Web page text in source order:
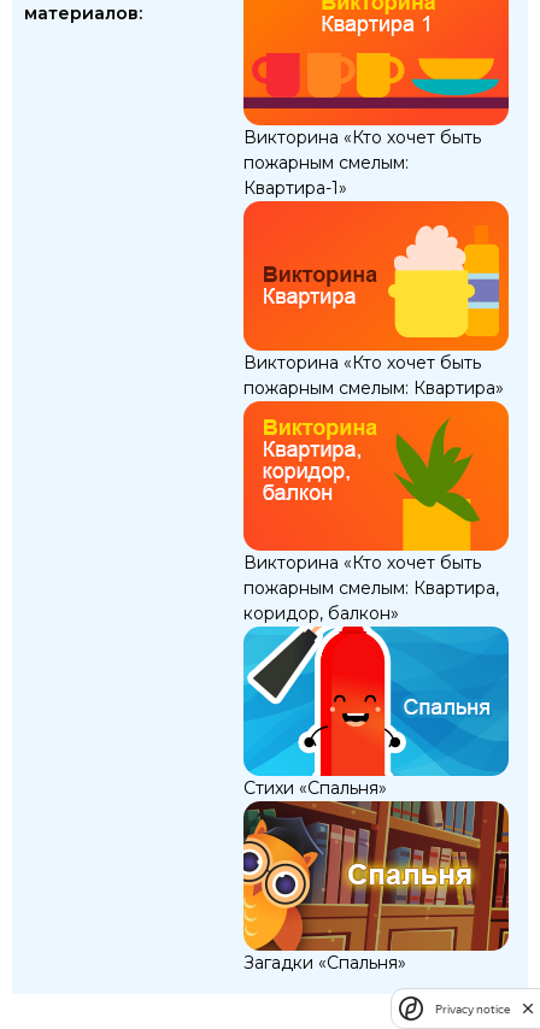
материалов:
Викторина «Кто хочет быть
пожарным смелым:
Квартира-1»
Викторина «Кто хочет быть
пожарным смелым: Квартира»
Викторина «Кто хочет быть
пожарным смелым: Квартира,
коридор, балкон»
Стихи «Спальня»
Загадки «Спальня»
Privacy notice